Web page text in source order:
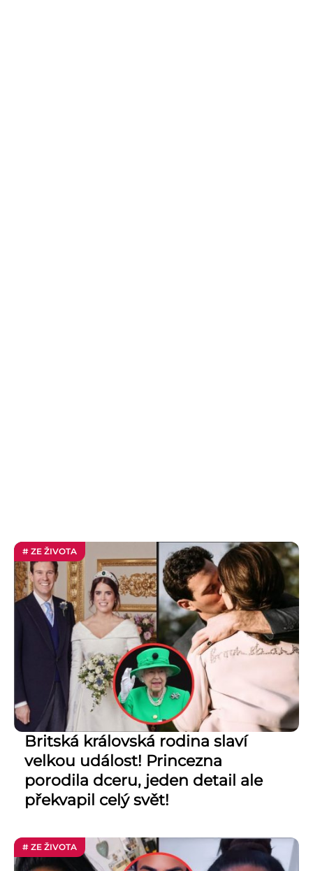
# ZE ŽIVOTA
Britská královská rodina slaví
velkou událost! Princezna
porodila dceru, jeden detail ale
překvapil celý svět!
# ZE ŽIVOTA